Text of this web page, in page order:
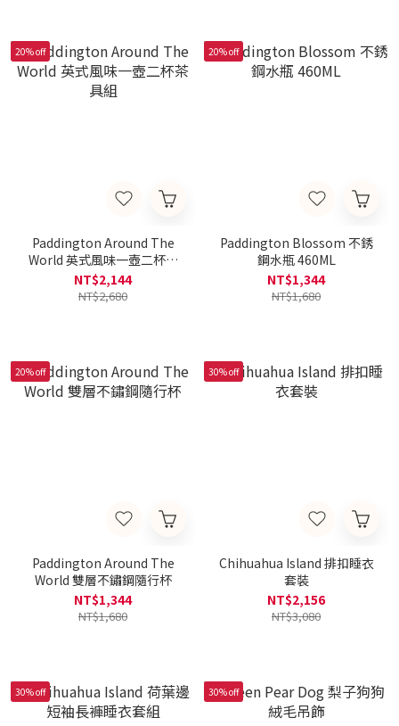
20% off
Paddington Around The
World 英式風味一壺二杯茶
具組
NT$2,144
NT$2,680
20% off
Paddington Blossom 不銹
鋼水瓶 460ML
NT$1,344
NT$1,680
20% off
Paddington Around The
World 雙層不鏽鋼隨行杯
NT$1,344
NT$1,680
30% off
Chihuahua Island 排扣睡衣
套裝
NT$2,156
NT$3,080
30% off 30% off